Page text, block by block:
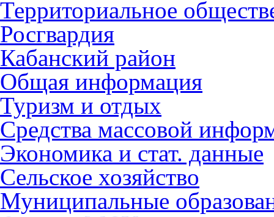
Территориальное
Росгвардия
Кабанский район
Общая информация
Туризм и отдых
Средства массовой
Экономика и стат. данные
Сельское хозяйство
Муниципальные